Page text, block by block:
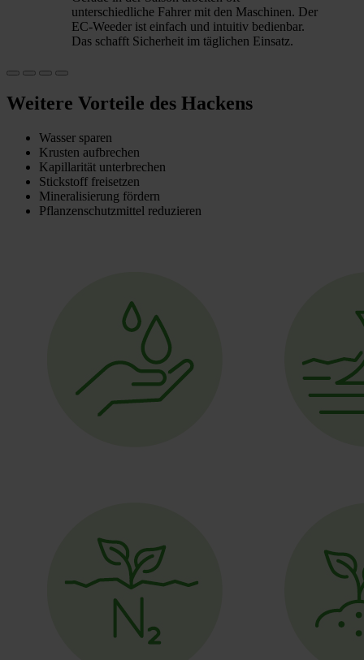
unterschiedliche Fahrer mit den Maschinen. Der
EC-Weeder ist einfach und intuitiv bedienbar.
Das schafft Sicherheit im täglichen Einsatz.
Weitere Vorteile des Hackens
Wasser sparen
Krusten aufbrechen
Kapillarität unterbrechen
Stickstoff freisetzen
Mineralisierung fördern
Pflanzenschutzmittel reduzieren